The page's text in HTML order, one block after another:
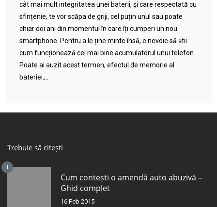
cât mai mult integritatea unei baterii, și care respectată cu
sfințenie, te vor scăpa de griji, cel puțin unul sau poate
chiar doi ani din momentul în care îți cumperi un nou
smartphone. Pentru a le ține minte însă, e nevoie să știi
cum funcționează cel mai bine acumulatorul unui telefon.
Poate ai auzit acest termen, efectul de memorie al
bateriei.,...
Trebuie să citești
1
Cum contești o amendă auto abuzivă –
Ghid complet
16 Feb 2015